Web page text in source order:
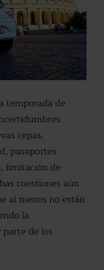
temporada de
cepas,
pasaportes
limitación de
cuestiones aún
al menos no están
la
de los